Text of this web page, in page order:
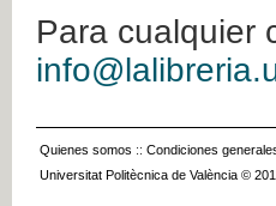
Para cualquier
Quienes somos :: Condiciones
Universitat Politècnica de València ©